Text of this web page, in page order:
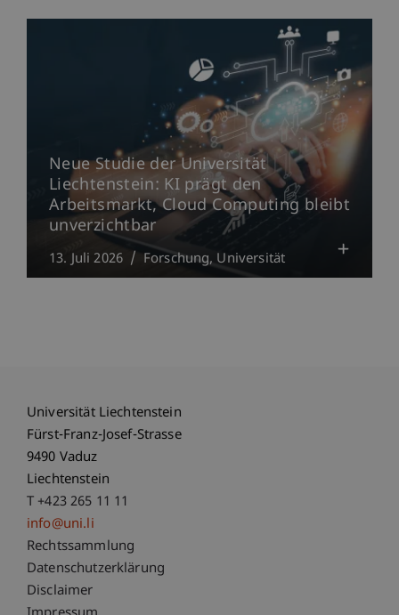
Neue Studie der Universität
Liechtenstein: KI prägt den
Arbeitsmarkt, Cloud Computing bleibt
unverzichtbar
13. Juli 2026 Forschung Universität
Universität Liechtenstein
Fürst-Franz-Josef-Strasse
9490 Vaduz
Liechtenstein
T +423 265 11 11
info@uni.li
Fußzeile Rechtliche Hinweise
Rechtssammlung
Datenschutzerklärung
Disclaimer